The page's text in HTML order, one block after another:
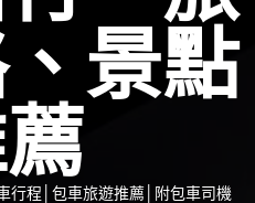
景點
行程│包車旅遊推薦│附包車司機